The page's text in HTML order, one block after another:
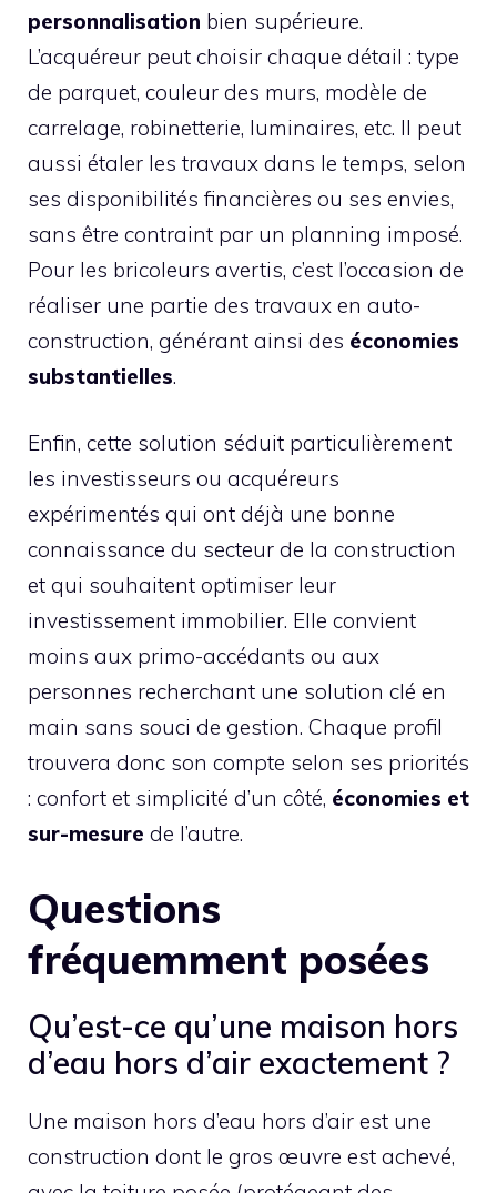
personnalisation bien supérieure.
L’acquéreur peut choisir chaque détail : type
de parquet, couleur des murs, modèle de
carrelage, robinetterie, luminaires, etc. Il peut
aussi étaler les travaux dans le temps, selon
ses disponibilités financières ou ses envies,
sans être contraint par un planning imposé.
Pour les bricoleurs avertis, c’est l’occasion de
réaliser une partie des travaux en auto-
construction, générant ainsi des économies
substantielles.
Enfin, cette solution séduit particulièrement
les investisseurs ou acquéreurs
expérimentés qui ont déjà une bonne
connaissance du secteur de la construction
et qui souhaitent optimiser leur
investissement immobilier. Elle convient
moins aux primo-accédants ou aux
personnes recherchant une solution clé en
main sans souci de gestion. Chaque profil
trouvera donc son compte selon ses priorités
: confort et simplicité d’un côté, économies et
sur-mesure de l’autre.
Questions
fréquemment posées
Qu’est-ce qu’une maison hors
d’eau hors d’air exactement ?
Une maison hors d’eau hors d’air est une
construction dont le gros œuvre est achevé,